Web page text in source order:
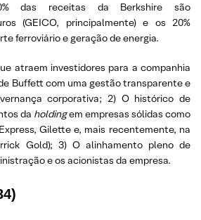
das receitas da Berkshire são
(GEICO, principalmente) e os 20%
ferroviário e geração de energia.
atraem investidores para a companhia
Buffett com uma gestão transparente e
corporativa; 2) O histórico de
da holdingem empresas sólidas como
Gilette e, mais recentemente, na
Gold); 3) O alinhamento pleno de
e os acionistas da empresa.